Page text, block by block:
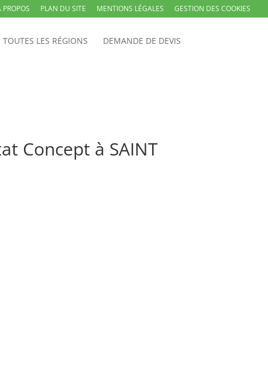
PROPOS PLAN DU SITE MENTIONS LÉGALES GESTION DES COOKIES
TOUTES LES RÉGIONS DEMANDE DE DEVIS
Concept à SAINT